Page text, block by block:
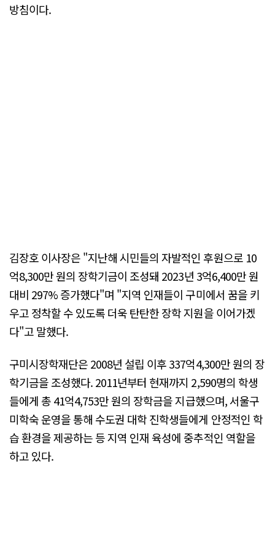
방침이다.
김장호 이사장은 "지난해 시민들의 자발적인 후원으로 10
억8,300만 원의 장학기금이 조성돼 2023년 3억6,400만 원
대비 297% 증가했다"며 "지역 인재들이 구미에서 꿈을 키
우고 정착할 수 있도록 더욱 탄탄한 장학 지원을 이어가겠
다"고 말했다.
구미시장학재단은 2008년 설립 이후 337억4,300만 원의 장
학기금을 조성했다. 2011년부터 현재까지 2,590명의 학생
들에게 총 41억4,753만 원의 장학금을 지급했으며, 서울구
미학숙 운영을 통해 수도권 대학 진학생들에게 안정적인 학
습 환경을 제공하는 등 지역 인재 육성에 중추적인 역할을
하고 있다.